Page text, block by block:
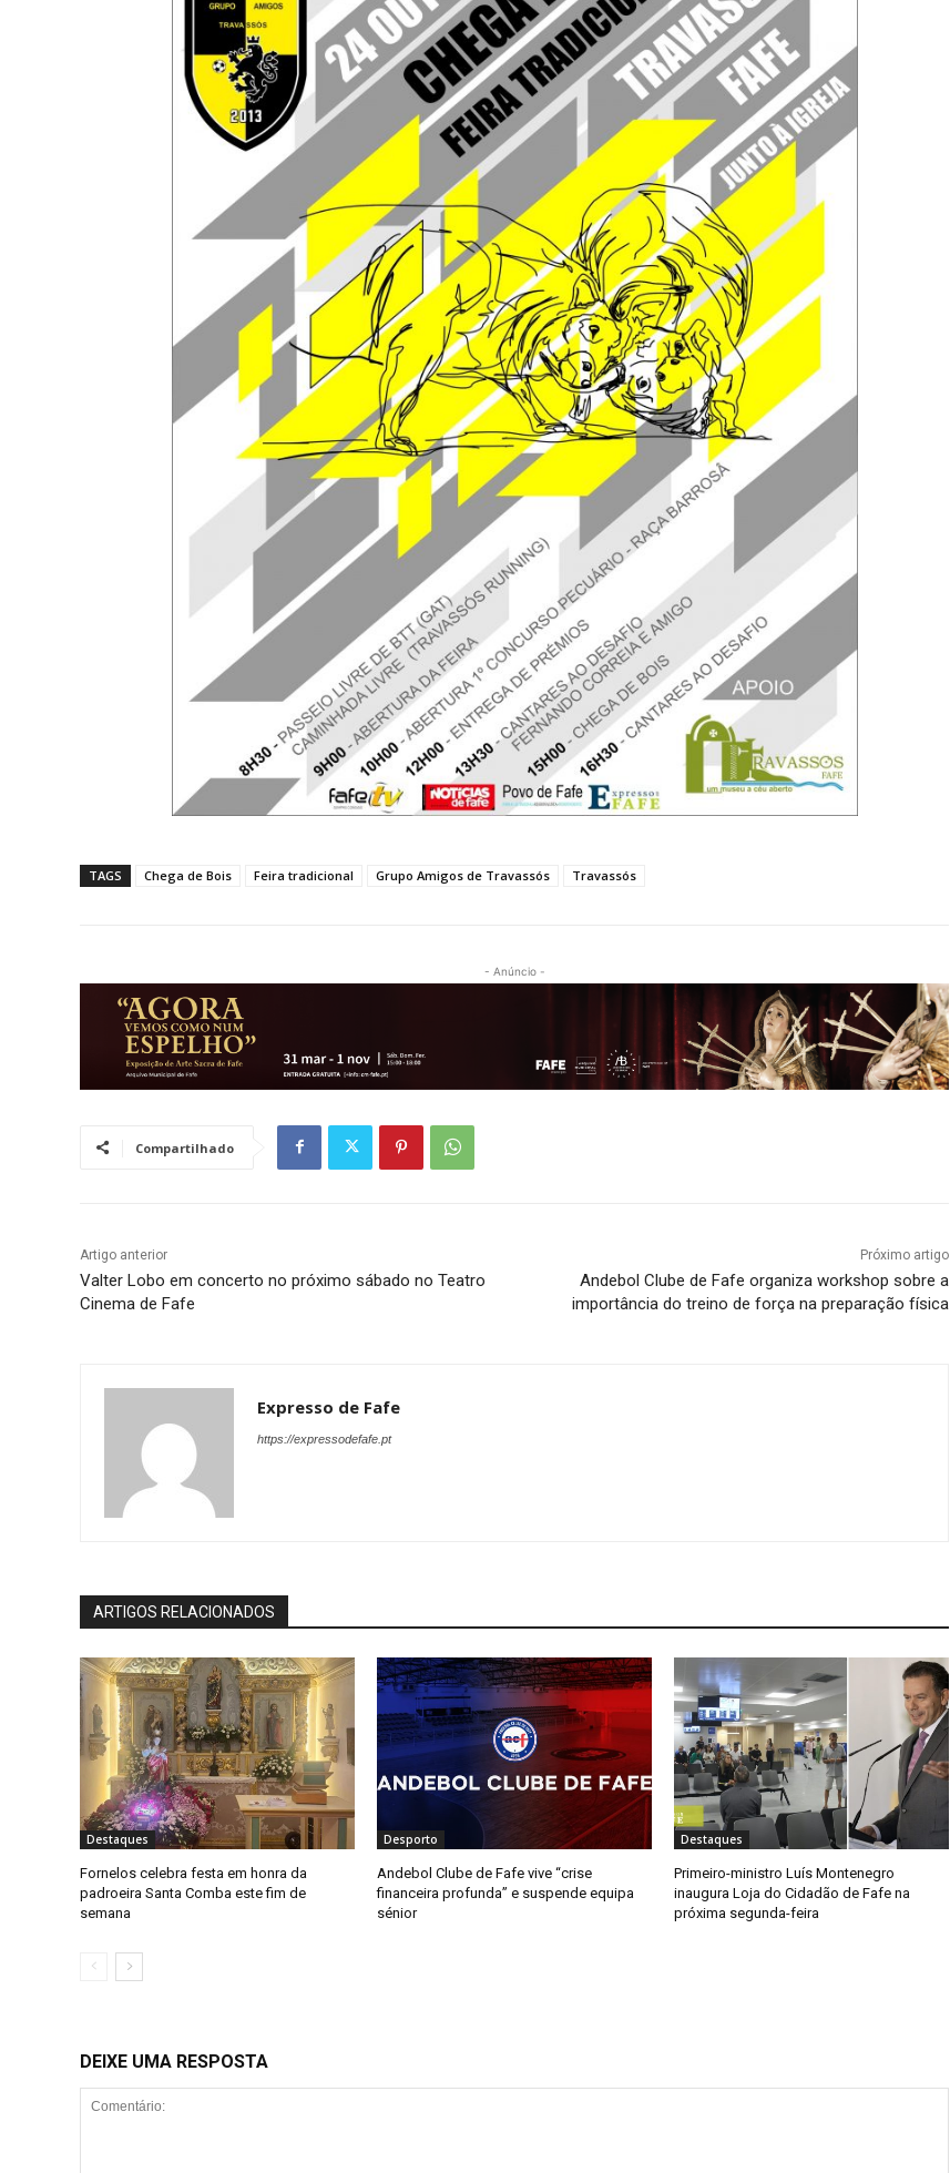
TAGS Chega de Bois Feira tradicional Grupo Amigos de Travassós Travassós
- Anúncio -
Compartilhado
Artigo anterior
Valter Lobo em concerto no próximo sábado no Teatro
Cinema de Fafe
Próximo artigo
Andebol Clube de Fafe organiza workshop sobre a
importância do treino de força na preparação física
Expresso de Fafe
https://expressodefafe.pt
ARTIGOS RELACIONADOS
Destaques
Fornelos celebra festa em honra da
padroeira Santa Comba este fim de
semana
Desporto
Andebol Clube de Fafe vive “crise
financeira profunda” e suspende equipa
sénior
Destaques
Primeiro-ministro Luís Montenegro
inaugura Loja do Cidadão de Fafe na
próxima segunda-feira
DEIXE UMA RESPOSTA